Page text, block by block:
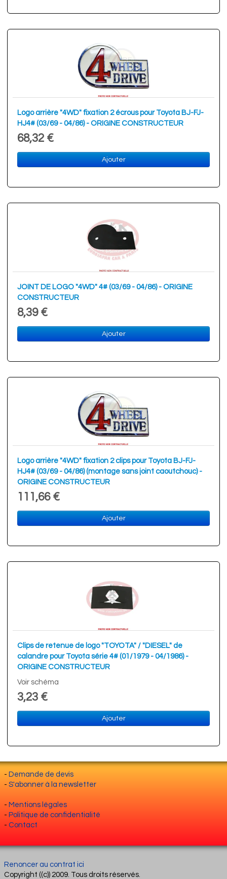
Logo arrière "4WD" fixation 2 écrous pour Toyota BJ-FJ-
HJ4# (03/69 - 04/86) - ORIGINE CONSTRUCTEUR
68,32 €
Ajouter
JOINT DE LOGO "4WD" 4# (03/69 - 04/86) - ORIGINE
CONSTRUCTEUR
8,39 €
Ajouter
Logo arrière "4WD" fixation 2 clips pour Toyota BJ-FJ-
HJ4# (03/69 - 04/86) (montage sans joint caoutchouc) -
ORIGINE CONSTRUCTEUR
111,66 €
Ajouter
Clips de retenue de logo "TOYOTA" / "DIESEL" de
calandre pour Toyota série 4# (01/1979 - 04/1986) -
ORIGINE CONSTRUCTEUR
Voir schéma
3,23 €
Ajouter
- Demande de devis
- S'abonner à la newsletter
- Mentions légales
- Politique de confidentialité
- Contact
Renoncer au contrat ici
Copyright ((c)) 2009. Tous droits réservés.